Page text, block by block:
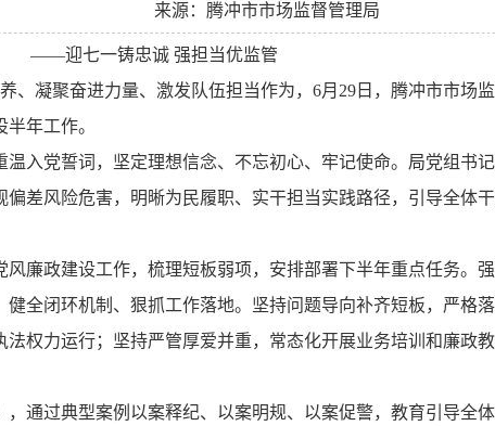
来源：腾冲市市场监督管理局
——迎七一铸忠诚 强担当优监管
、凝聚奋进力量、激发队伍担当作为， 6月 29 日，腾冲市市场
年工作。
入党誓词，坚定理想信念、不忘初心、 牢记使命。局党组书
差风险危害，明晰为民履职、实干担当实践路径，引导全体
廉政建设工作，梳理短板弱项，安排部署下半年重点任务。
全闭环机制、狠抓工作落地。坚持问题导向补齐短板，严格
权力运行；坚持严管厚爱并重，常态化开展业务培训和廉政
通过典型案例以案释纪、以案明规、以案促警，教育引导全体